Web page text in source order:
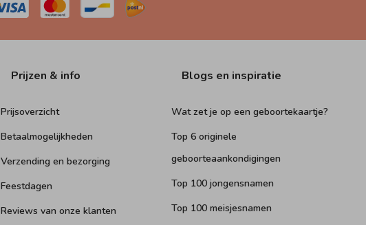
Prijzen & info
Prijsoverzicht
Betaalmogelijkheden
Verzending en bezorging
Feestdagen
Reviews van onze klanten
Blogs en inspiratie
Wat zet je op een geboortekaartje?
Top 6 originele
geboorteaankondigingen
Top 100 jongensnamen
Top 100 meisjesnamen